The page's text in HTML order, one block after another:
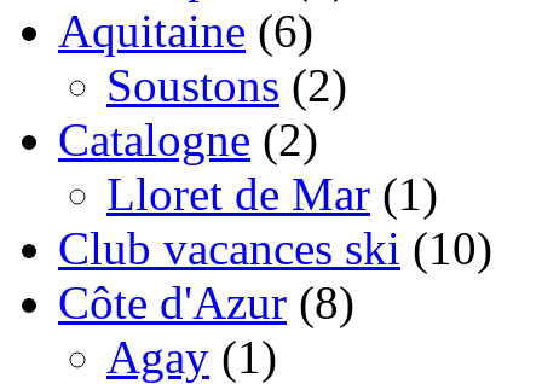
Aquitaine (6)
Soustons (2)
Catalogne (2)
Lloret de Mar (1)
Club vacances ski (10)
Côte d'Azur (8)
Agay (1)